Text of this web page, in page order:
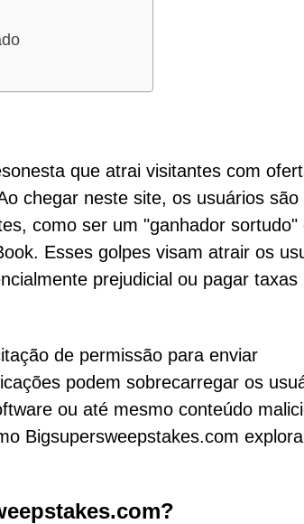
que atrai visitantes com
chegar neste site, os usuários são
como ser um "ganhador sortudo"
Esses golpes visam atrair os
prejudicial ou pagar taxas
de permissão para enviar
podem sobrecarregar os
ou até mesmo conteúdo
Bigsupersweepstakes.com